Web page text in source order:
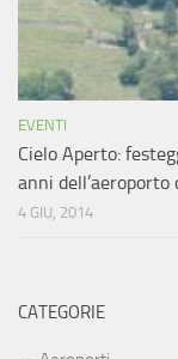
EVENTI
Cielo Aperto:
anni dell’aeroporto
4 GIU, 2014
CATEGORIE